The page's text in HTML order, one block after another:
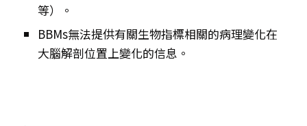
等）。
BBMs無法提供有關生物指標相關的病理變化在
大腦解剖位置上變化的信息。